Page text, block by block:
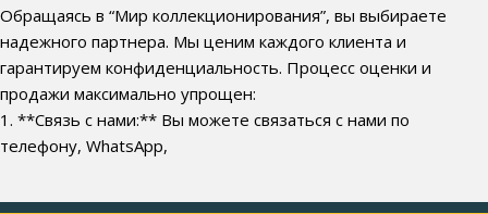
Обращаясь в “Мир коллекционирования”, вы выбираете
надежного партнера. Мы ценим каждого клиента и
гарантируем конфиденциальность. Процесс оценки и
продажи максимально упрощен:
1. **Связь с нами:** Вы можете связаться с нами по
телефону, WhatsApp,